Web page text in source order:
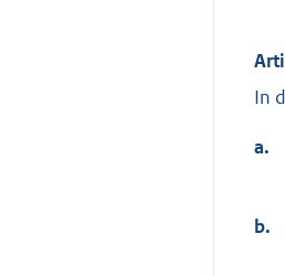
In
a.
b.